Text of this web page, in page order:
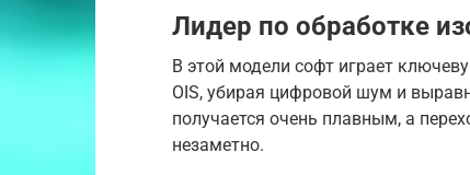
Лидер по обработке
В этой модели софт играет
OIS, убирая цифровой шум и
получается очень плавным, а
незаметно.